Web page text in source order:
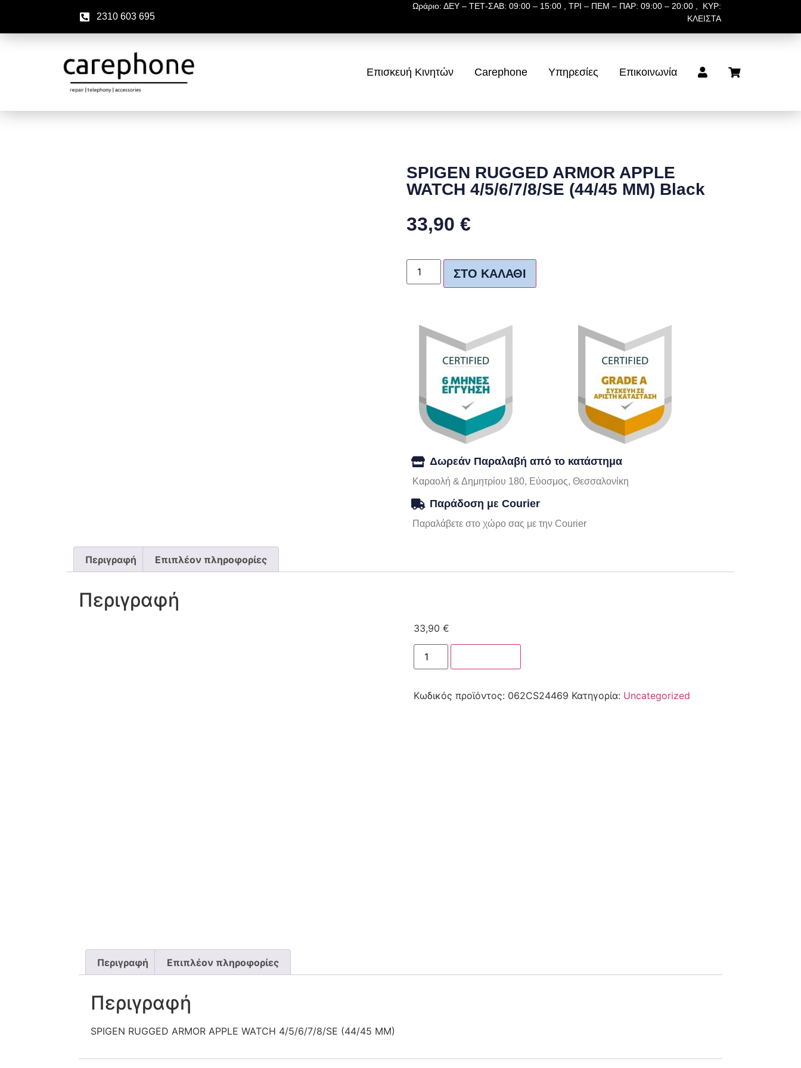
2310 603 695
Ωράριο: ΔΕΥ – ΤΕΤ-ΣΑΒ: 09:00 – 15:00 , ΤΡΙ – ΠΕΜ – ΠΑΡ: 09:00 – 20:00 , ΚΥΡ:
ΚΛΕΙΣΤΑ
Επισκευή Κινητών Carephone Υπηρεσίες Επικοινωνία
SPIGEN RUGGED ARMOR APPLE
WATCH 4/5/6/7/8/SE (44/45 MM) Black
33,90 €
ΣΤΟ ΚΑΛΆΘΙ
Δωρεάν Παραλαβή από το κατάστημα
Καραολή & Δημητρίου 180, Εύοσμος, Θεσσαλονίκη
Παράδοση με Courier
Παραλάβετε στο χώρο σας με την Courier
Περιγραφή Επιπλέον πληροφορίες
Περιγραφή
33,90 €
Κωδικός προϊόντος: 062CS24469 Κατηγορία: Uncategorized
Περιγραφή Επιπλέον πληροφορίες
Περιγραφή
SPIGEN RUGGED ARMOR APPLE WATCH 4/5/6/7/8/SE (44/45 MM)